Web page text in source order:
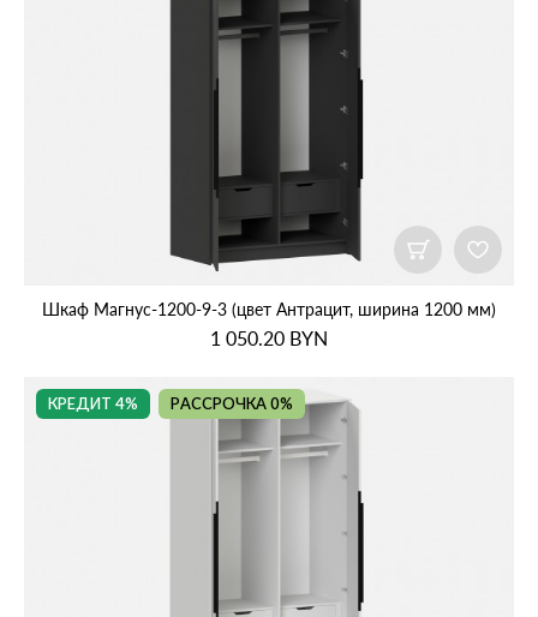
Шкаф Магнус‑1200‑9‑3 (цвет Антрацит, ширина 1200 мм)
1 050.20 BYN
КРЕДИТ 4% РАССРОЧКА 0%